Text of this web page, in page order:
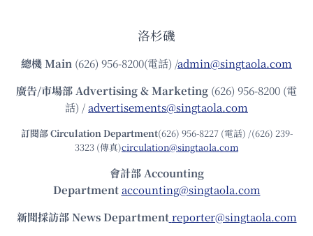
洛杉磯
總機Main (626) 956-8200(電話) /admin@singtaola.com
廣告/市場部Advertising & Marketing (626) 956-8200 (電
話) /advertisements@singtaola.com
訂閱部 Circulation Department(626) 956-8227 (電話) /(626) 239-
3323 (傳真)circulation@singtaola.com
會計部 Accounting
Department accounting@singtaola.com
新聞採訪部 News Department reporter@singtaola.com